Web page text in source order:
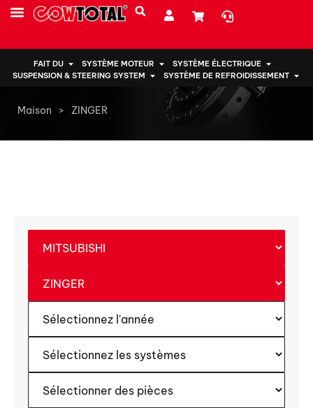
FAIT DU SYSTÈME MOTEUR
SYSTÈME ÉLECTRIQUE
SUSPENSION & STEERING SYSTEM
SYSTÈME DE REFROIDISSEMENT
Maison > ZINGER